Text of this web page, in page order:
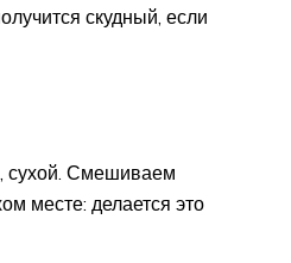
скудный, если
сухой. Смешиваем
месте: делается это